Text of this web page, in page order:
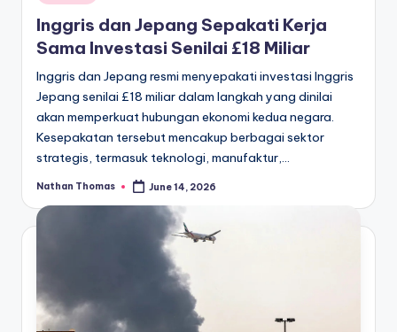
in
Inggris dan Jepang Sepakati Kerja
Sama Investasi Senilai £18 Miliar
Inggris dan Jepang resmi menyepakati investasi Inggris
Jepang senilai £18 miliar dalam langkah yang dinilai
akan memperkuat hubungan ekonomi kedua negara.
Kesepakatan tersebut mencakup berbagai sektor
strategis, termasuk teknologi, manufaktur,…
Posted
Nathan Thomas June 14, 2026